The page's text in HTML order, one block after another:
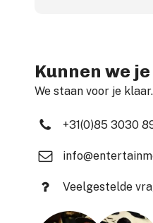
Kunnen we
We staan voor je klaar.
+31(0)85 3030
Veelgestelde